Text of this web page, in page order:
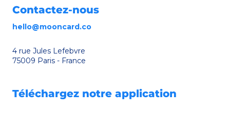
Contactez-nous
hello@mooncard.co
4 rue Jules Lefebvre
75009 Paris - France
Téléchargez notre application